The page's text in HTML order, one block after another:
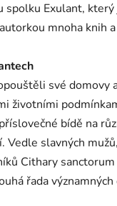
spolku Exulant,
mnoha knih
své
životními
bídě na
Vedle slavných
Cithary sanctorum
řada